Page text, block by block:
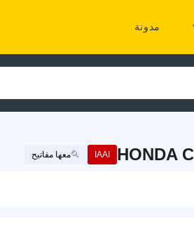
مدونة
HONDA
IAAI معها مفاتيح